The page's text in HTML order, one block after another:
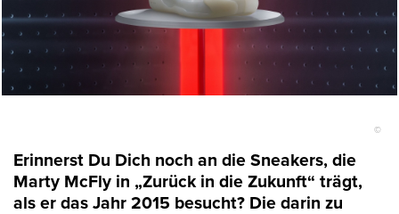
©
Erinnerst Du Dich noch an die Sneakers, die
Marty McFly in „Zurück in die Zukunft“ trägt,
als er das Jahr 2015 besucht? Die darin zu